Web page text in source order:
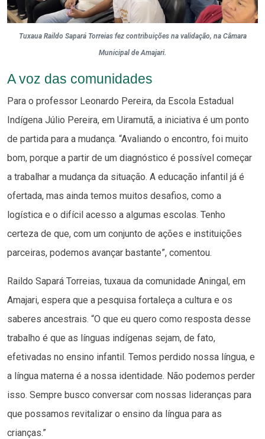
Tuxaua Raildo Sapará Torreias fez contribuições na validação, na Câmara
Municipal de Amajari.
A voz das comunidades
Para o professor Leonardo Pereira, da Escola Estadual
Indígena Júlio Pereira, em Uiramutã, a iniciativa é um ponto
de partida para a mudança. “Avaliando o encontro, foi muito
bom, porque a partir de um diagnóstico é possível começar
a trabalhar a mudança da situação. A educação infantil já é
ofertada, mas ainda temos muitos desafios, como a
logística e o difícil acesso a algumas escolas. Tenho
certeza de que, com um conjunto de ações e instituições
parceiras, podemos avançar bastante”, comentou.
Raildo Sapará Torreias, tuxaua da comunidade Aningal, em
Amajari, espera que a pesquisa fortaleça a cultura e os
saberes ancestrais. “O que eu quero como resposta desse
trabalho é que as línguas indígenas sejam, de fato,
efetivadas no ensino infantil. Temos perdido nossa língua, e
a língua materna é a nossa identidade. Não podemos perder
isso. Sempre busco conversar com nossas lideranças para
que possamos revitalizar o ensino da língua para as
crianças.”